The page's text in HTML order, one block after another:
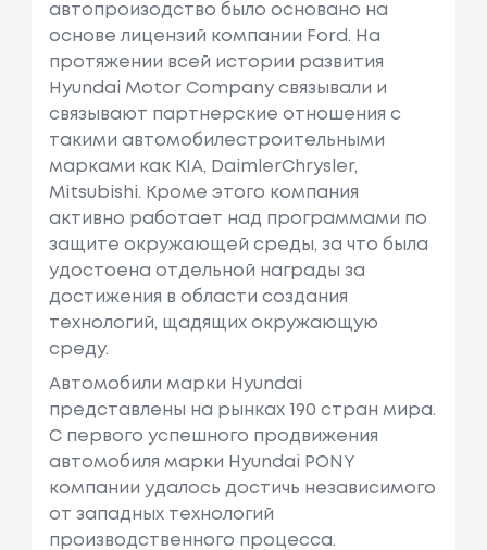
автопроизодство было основано на
основе лицензий компании Ford. На
протяжении всей истории развития
Hyundai Motor Company связывали и
связывают партнерские отношения с
такими автомобилестроительными
марками как KIA, DaimlerChrysler,
Mitsubishi. Кроме этого компания
активно работает над программами по
защите окружающей среды, за что была
удостоена отдельной награды за
достижения в области создания
технологий, щадящих окружающую
среду.
Автомобили марки Hyundai
представлены на рынках 190 стран мира.
C первого успешного продвижения
автомобиля марки Hyundai PONY
компании удалось достичь независимого
от западных технологий
производственного процесса.